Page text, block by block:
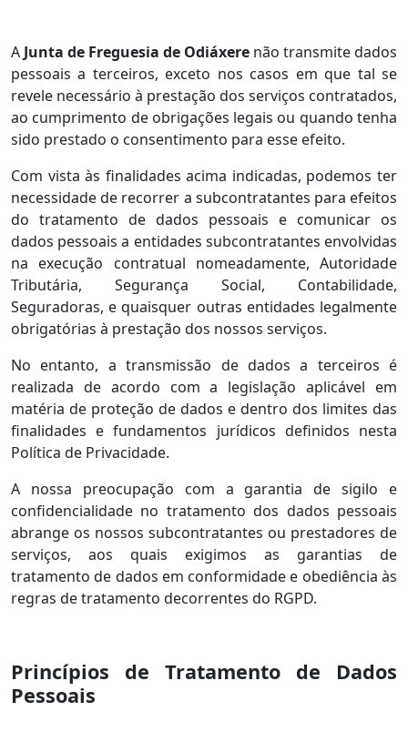
A Junta de Freguesia de Odiáxere não transmite dados
pessoais a terceiros, exceto nos casos em que tal se
revele necessário à prestação dos serviços contratados,
ao cumprimento de obrigações legais ou quando tenha
sido prestado o consentimento para esse efeito.
Com vista às finalidades acima indicadas, podemos ter
necessidade de recorrer a subcontratantes para efeitos
do tratamento de dados pessoais e comunicar os
dados pessoais a entidades subcontratantes envolvidas
na execução contratual nomeadamente, Autoridade
Tributária, Segurança Social, Contabilidade,
Seguradoras, e quaisquer outras entidades legalmente
obrigatórias à prestação dos nossos serviços.
No entanto, a transmissão de dados a terceiros é
realizada de acordo com a legislação aplicável em
matéria de proteção de dados e dentro dos limites das
finalidades e fundamentos jurídicos definidos nesta
Política de Privacidade.
A nossa preocupação com a garantia de sigilo e
confidencialidade no tratamento dos dados pessoais
abrange os nossos subcontratantes ou prestadores de
serviços, aos quais exigimos as garantias de
tratamento de dados em conformidade e obediência às
regras de tratamento decorrentes do RGPD.
Princípios de Tratamento de Dados
Pessoais